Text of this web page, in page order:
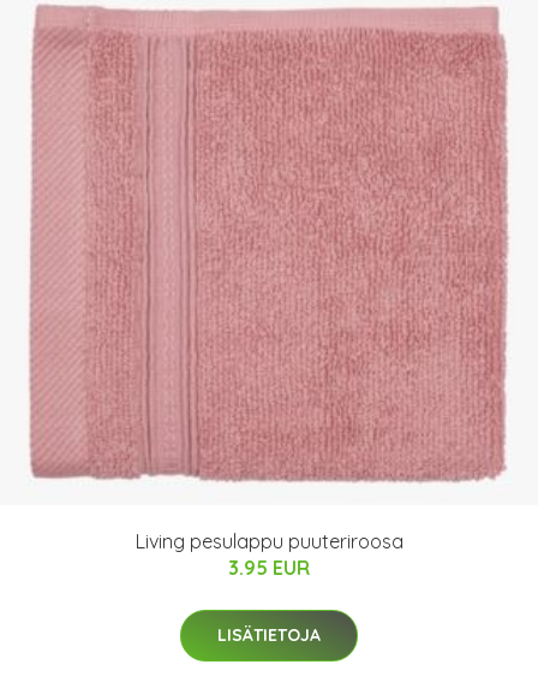
Living pesulappu puuteriroosa
3.95 EUR
LISÄTIETOJA